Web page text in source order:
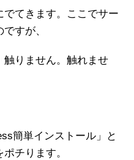
てきます。ここでサー
すが、
触りません。触れませ
簡単インストール」と
チります。